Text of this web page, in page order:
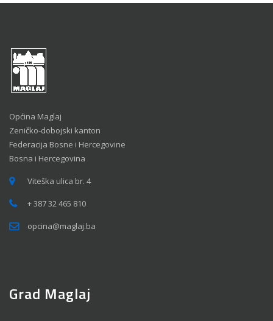
Općina Maglaj
Zeničko-dobojski kanton
Federacija Bosne i Hercegovine
Bosna i Hercegovina
Viteška ulica br. 4
+ 387 32 465 810
opcina@maglaj.ba
Grad Maglaj